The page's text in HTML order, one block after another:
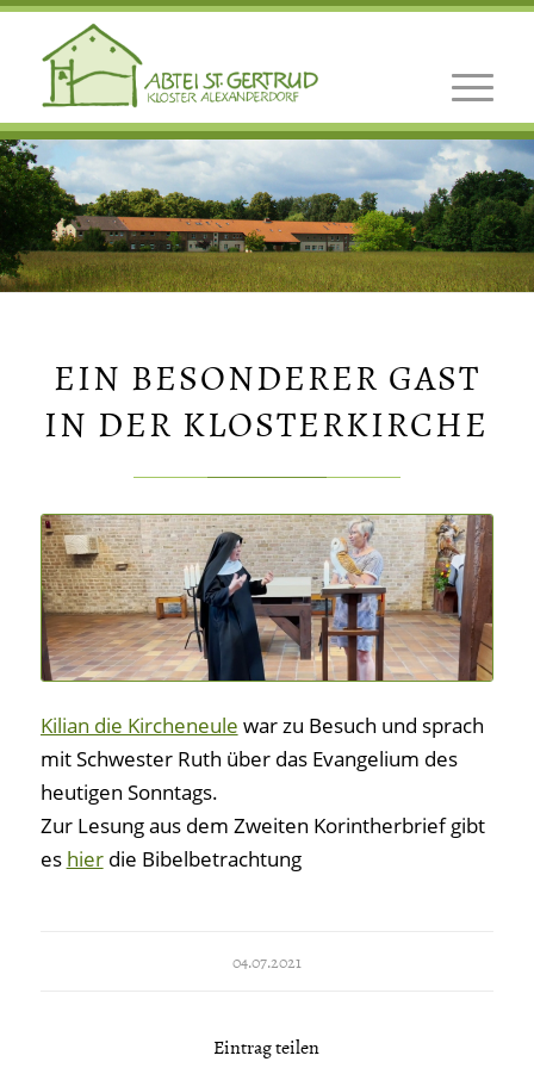
EIN BESONDERER GAST
IN DER KLOSTERKIRCHE
Kilian die Kircheneule war zu Besuch und sprach
mit Schwester Ruth über das Evangelium des
heutigen Sonntags.
Zur Lesung aus dem Zweiten Korintherbrief gibt
es hierdie Bibelbetrachtung
04.07.2021
Eintrag teilen